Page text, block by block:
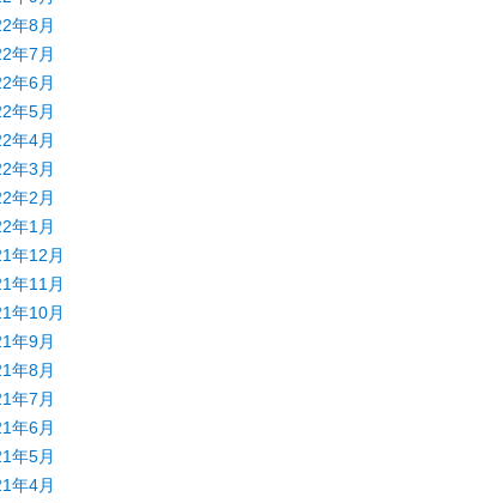
年8月
年7月
年6月
年5月
年4月
年3月
年2月
年1月
年12月
年11月
年10月
年9月
年8月
年7月
年6月
年5月
年4月